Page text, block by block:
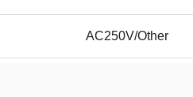
AC250V/Other